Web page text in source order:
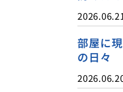
部屋に
の日々